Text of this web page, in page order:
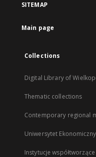
SITEMAP
Main page
Collections
Digital Library of
Thematic collections
Contemporary regional
Uniwersytet
Instytucje współtworzące